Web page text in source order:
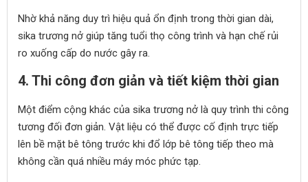
Nhờ khả năng duy trì hiệu quả ổn định trong thời gian dài,
sika trương nở giúp tăng tuổi thọ công trình và hạn chế rủi
ro xuống cấp do nước gây ra.
4. Thi công đơn giản và tiết kiệm thời gian
Một điểm cộng khác của sika trương nở là quy trình thi công
tương đối đơn giản. Vật liệu có thể được cố định trực tiếp
lên bề mặt bê tông trước khi đổ lớp bê tông tiếp theo mà
không cần quá nhiều máy móc phức tạp.